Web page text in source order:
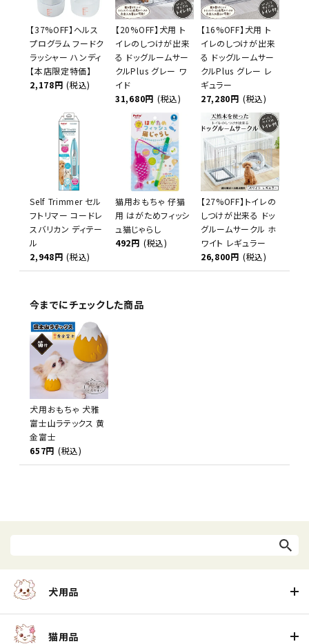
【37%OFF】ヘルス
プログラム フードク
ラッシャー ハンディ
【本店限定特価】
2,178円 (税込)
【20%OFF】犬用 ト
イレのしつけが出来
る ドッグルームサー
クルPlus グレー ワ
イド
31,680円 (税込)
【16%OFF】犬用 ト
イレのしつけが出来
る ドッグルームサー
クルPlus グレー レ
ギュラー
27,280円 (税込)
Self Trimmer セル
フトリマー コードレ
スバリカン ディテー
ル
2,948円 (税込)
猫用おもちゃ 仔猫
用 はがためフィッシ
ュ猫じゃらし
492円 (税込)
【27%OFF】トイレの
しつけが出来る ドッ
グルームサークル ホ
ワイト レギュラー
26,800円 (税込)
今までにチェックした商品
犬用おもちゃ 犬雅
富士山ラテックス 黄
金富士
657円 (税込)
犬用品
猫用品